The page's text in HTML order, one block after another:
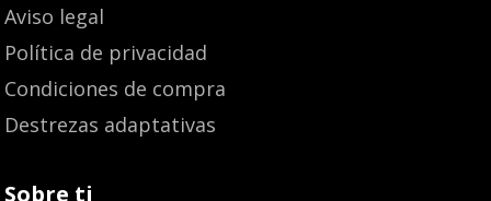
Aviso legal
Política de privacidad
Condiciones de compra
Destrezas adaptativas
Sobre ti